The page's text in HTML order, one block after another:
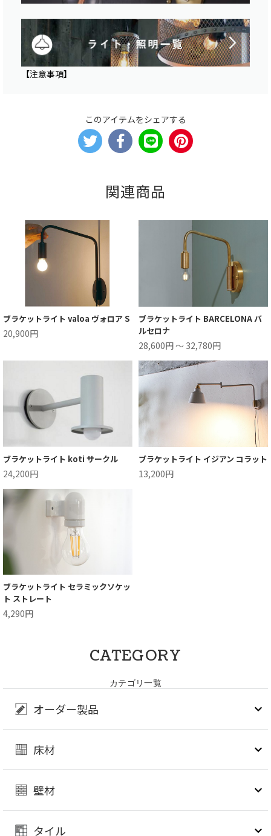
【注意事項】
このアイテムをシェアする
関連商品
ブラケットライト valoa ヴォロア S
20,900円
ブラケットライト BARCELONA バ
ルセロナ
28,600円 ～ 32,780円
ブラケットライト koti サークル
24,200円
ブラケットライト イジアン コラット
13,200円
ブラケットライト セラミックソケッ
ト ストレート
4,290円
CATEGORY
カテゴリ一覧
オーダー製品
床材
壁材
タイル